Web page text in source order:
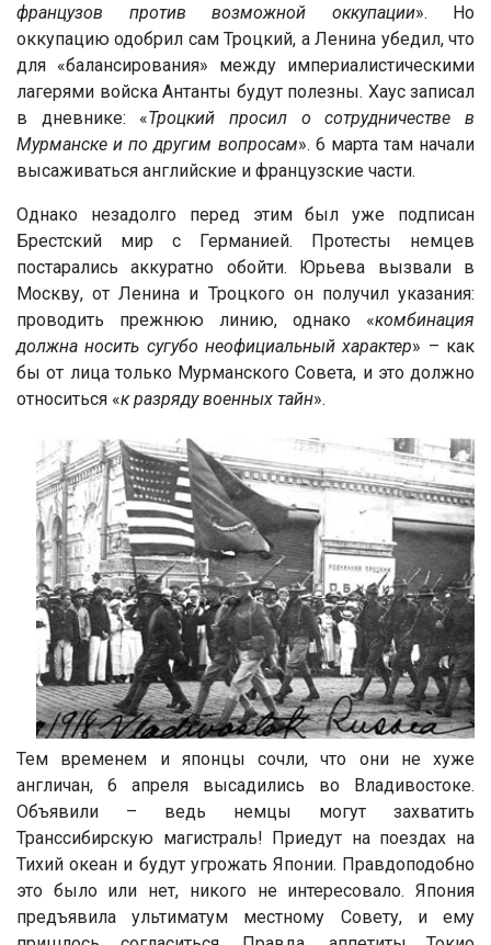
французов против возможной оккупации». Но
оккупацию одобрил сам Троцкий, а Ленина убедил, что
для «балансирования» между империалистическими
лагерями войска Антанты будут полезны. Хаус записал
в дневнике: «Троцкий просил о сотрудничестве в
Мурманске и по другим вопросам». 6 марта там начали
высаживаться английские и французские части.
Однако незадолго перед этим был уже подписан
Брестский мир с Германией. Протесты немцев
постарались аккуратно обойти. Юрьева вызвали в
Москву, от Ленина и Троцкого он получил указания:
проводить прежнюю линию, однако «комбинация
должна носить сугубо неофициальный характер» – как
бы от лица только Мурманского Совета, и это должно
относиться «к разряду военных тайн».
Тем временем и японцы сочли, что они не хуже
англичан, 6 апреля высадились во Владивостоке.
Объявили – ведь немцы могут захватить
Транссибирскую магистраль! Приедут на поездах на
Тихий океан и будут угрожать Японии. Правдоподобно
это было или нет, никого не интересовало. Япония
предъявила ультиматум местному Совету, и ему